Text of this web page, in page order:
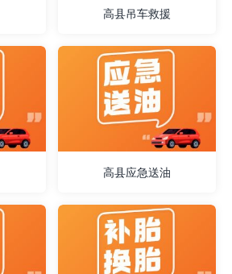
高县吊车救援
高县应急送油